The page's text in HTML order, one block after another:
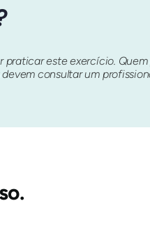
este exercício.
consultar um